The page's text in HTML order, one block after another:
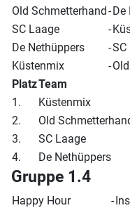
Old Schmetterhand-De
SC Laage
-
De Nethüppers
-SC
Küstenmix
-
PlatzTeam
1.
Küstenmix
2.
Old
3.
SC Laage
4.
De Nethüppers
Gruppe 1.4
Happy Hour -